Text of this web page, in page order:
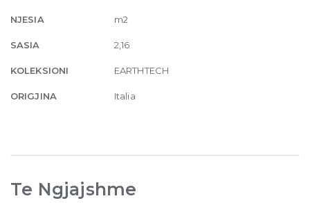
NJESIA m2
SASIA 2,16
KOLEKSIONI EARTHTECH
ORIGJINA Italia
Te Ngjajshme